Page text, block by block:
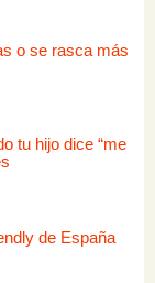
o se rasca más
tu hijo dice “me
de España